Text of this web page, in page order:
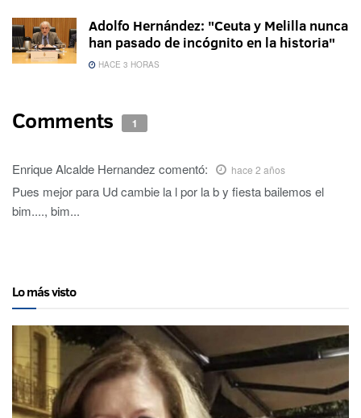
Adolfo Hernández: "Ceuta y Melilla nunca
han pasado de incógnito en la historia"
HACE 3 HORAS
Comments 1
Enrique Alcalde Hernandez comentó: hace 2 años
Pues mejor para Ud cambie la l por la b y fiesta bailemos el
bim...., bim...
Lo más visto